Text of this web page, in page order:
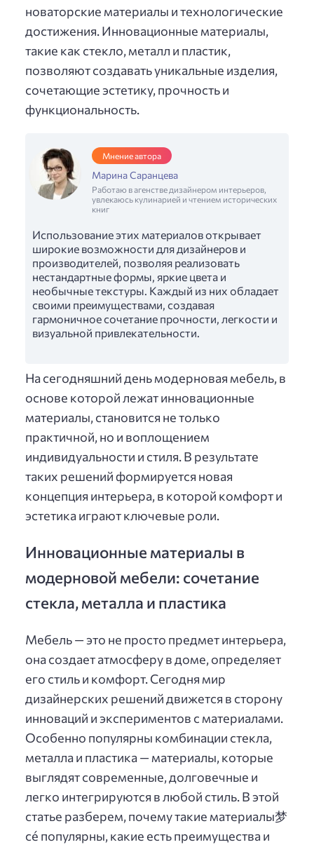
новаторские материалы и технологические
достижения. Инновационные материалы,
такие как стекло, металл и пластик,
позволяют создавать уникальные изделия,
сочетающие эстетику, прочность и
функциональность.
Мнение автора
Марина Саранцева
Работаю в агенстве дизайнером интерьеров,
увлекаюсь кулинарией и чтением исторических
книг
Использование этих материалов открывает
широкие возможности для дизайнеров и
производителей, позволяя реализовать
нестандартные формы, яркие цвета и
необычные текстуры. Каждый из них обладает
своими преимуществами, создавая
гармоничное сочетание прочности, легкости и
визуальной привлекательности.
На сегодняшний день модерновая мебель, в
основе которой лежат инновационные
материалы, становится не только
практичной, но и воплощением
индивидуальности и стиля. В результате
таких решений формируется новая
концепция интерьера, в которой комфорт и
эстетика играют ключевые роли.
Инновационные материалы в
модерновой мебели: сочетание
стекла, металла и пластика
Мебель — это не просто предмет интерьера,
она создает атмосферу в доме, определяет
его стиль и комфорт. Сегодня мир
дизайнерских решений движется в сторону
инноваций и экспериментов с материалами.
Особенно популярны комбинации стекла,
металла и пластика — материалы, которые
выглядят современные, долговечные и
легко интегрируются в любой стиль. В этой
статье разберем, почему такие материалы梦
cé популярны, какие есть преимущества и